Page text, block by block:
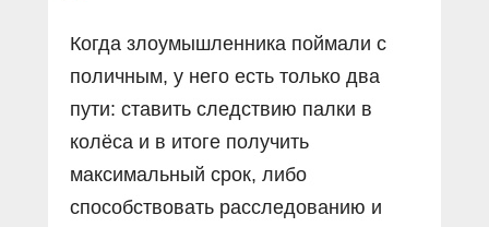
Когда злоумышленника поймали с
поличным, у него есть только два
пути: ставить следствию палки в
колёса и в итоге получить
максимальный срок, либо
способствовать расследованию и